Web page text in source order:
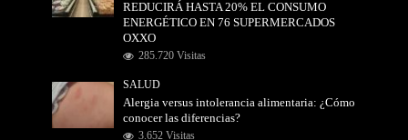
REDUCIRÁ HASTA 20% EL CONSUMO
ENERGÉTICO EN 76 SUPERMERCADOS
OXXO
285.720 Visitas
SALUD
Alergia versus intolerancia alimentaria: ¿Cómo
conocer las diferencias?
3.652 Visitas